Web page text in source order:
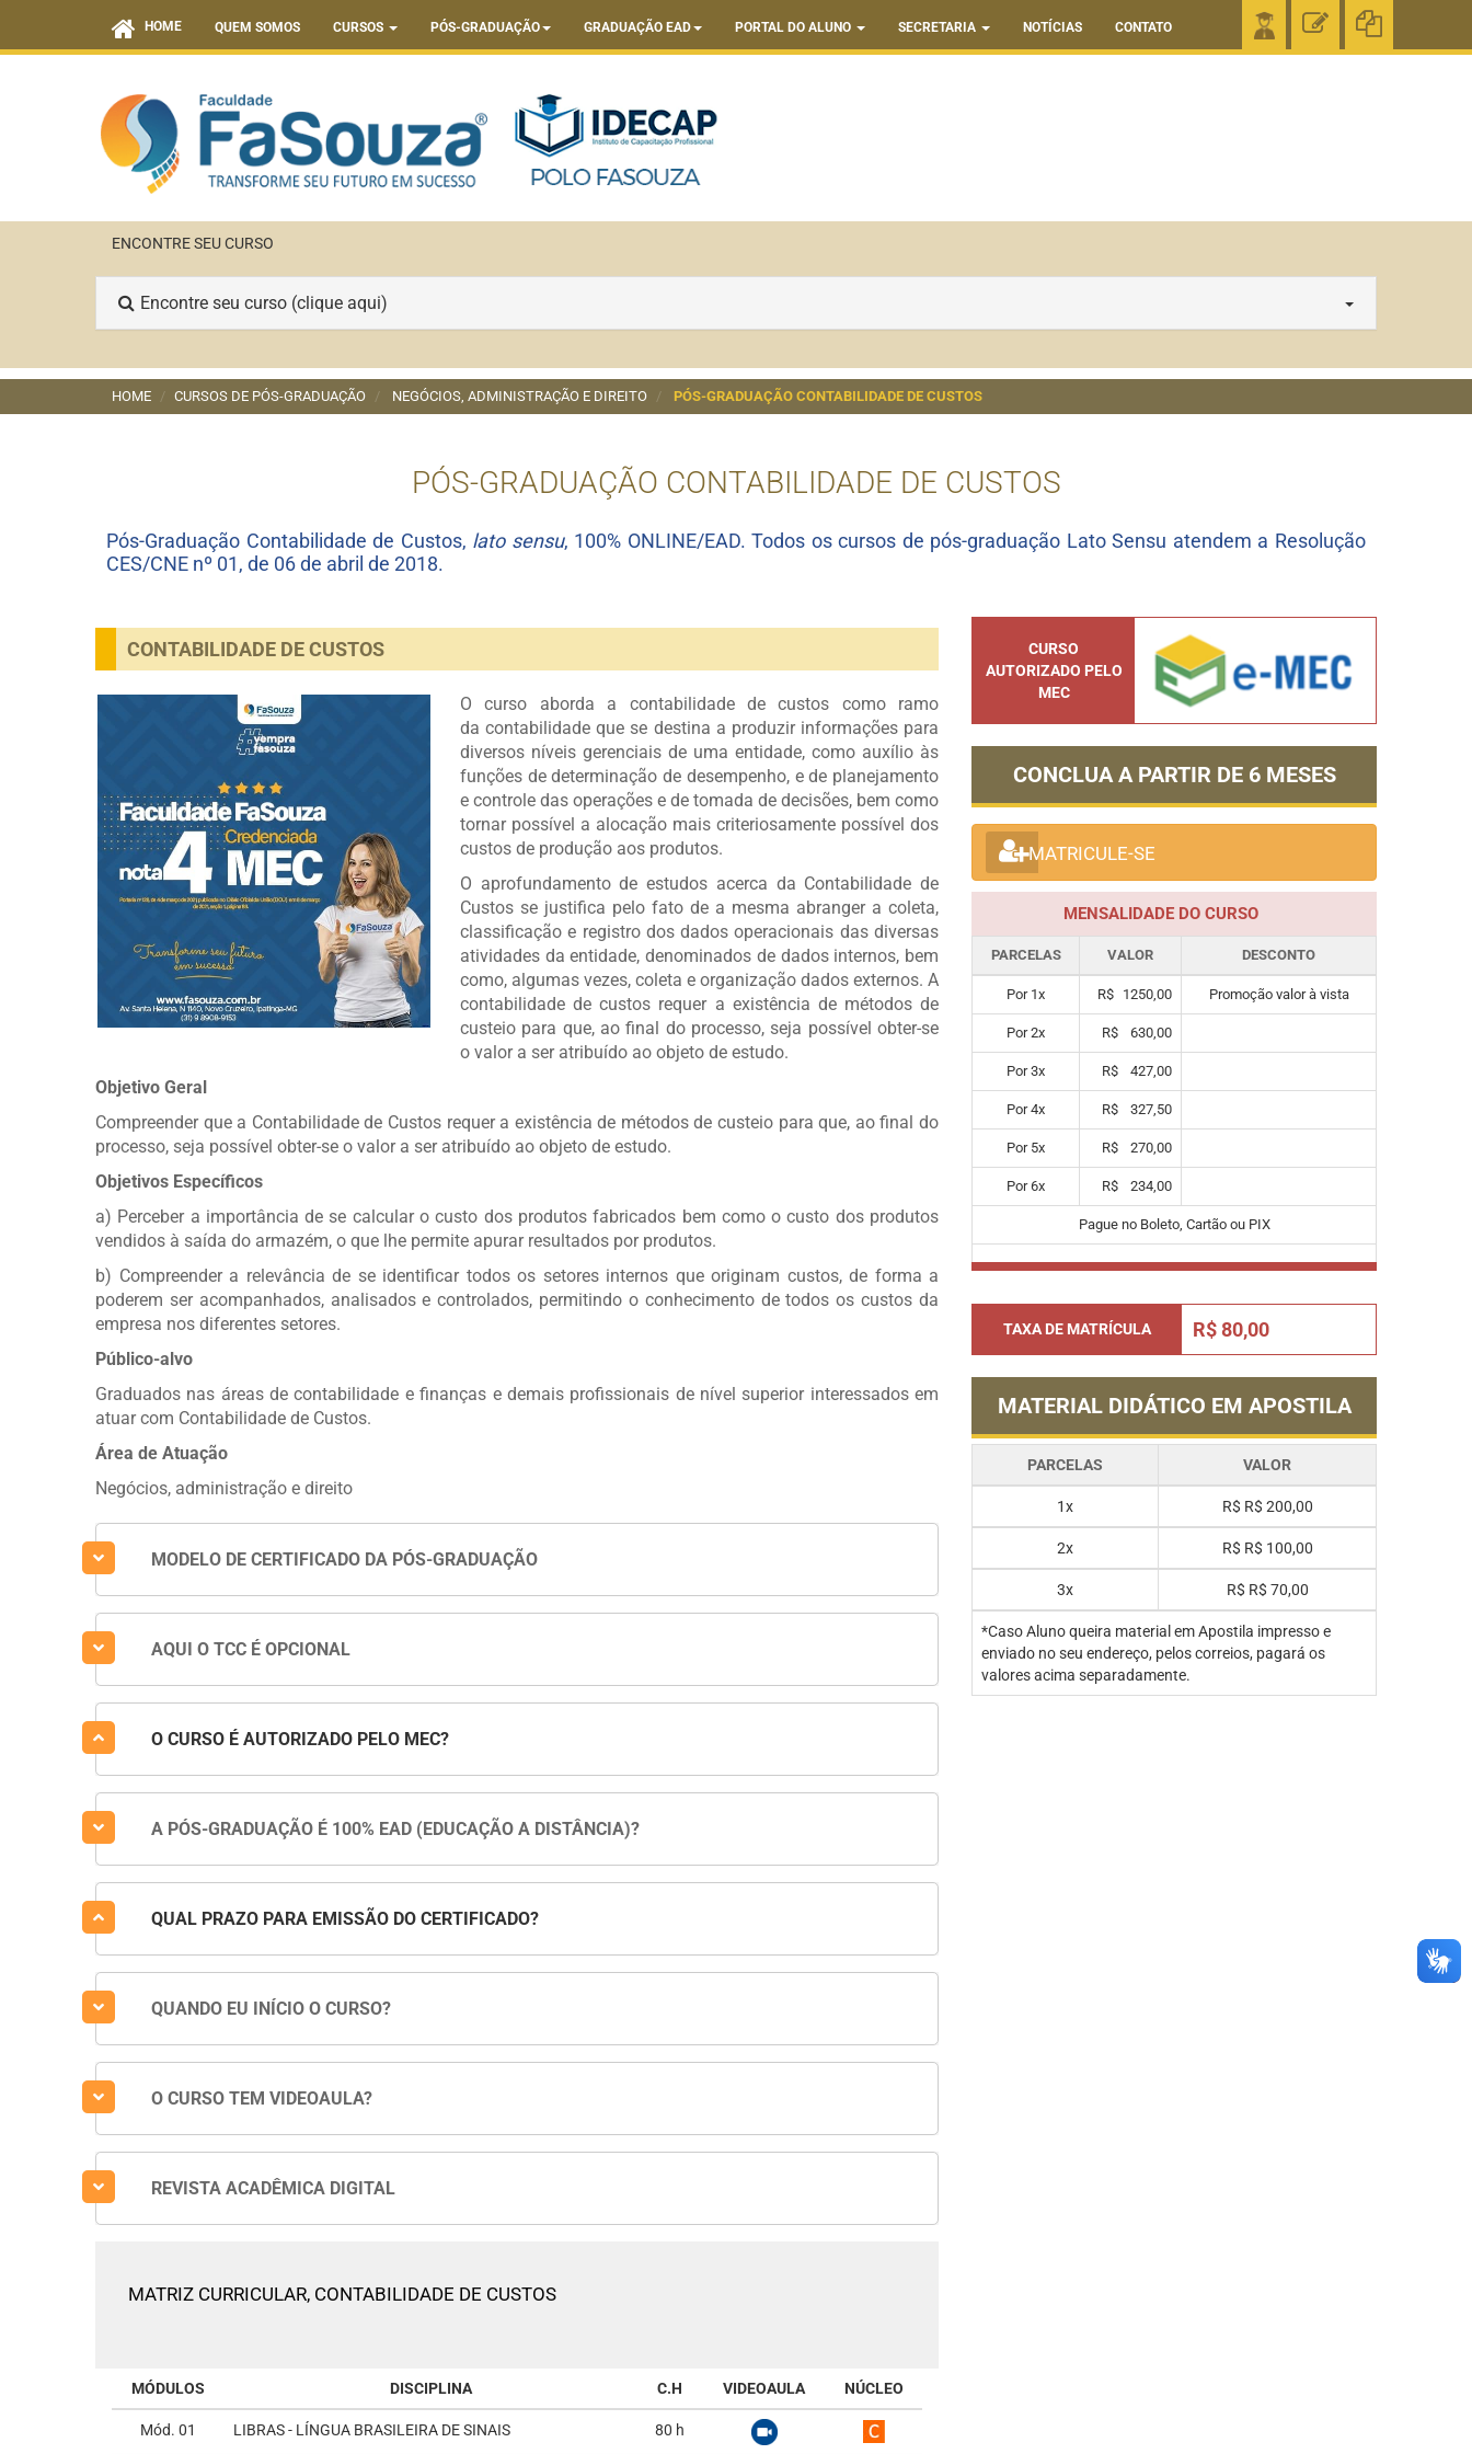
HOME QUEM SOMOS CURSOS PÓS-GRADUAÇÃO GRADUAÇÃO EAD PORTAL DO ALUNO SECRETARIA NOTÍCIAS CONTATO
ENCONTRE SEU CURSO
Encontre seu curso (clique aqui)
HOME CURSOS DE PÓS-GRADUAÇÃO NEGÓCIOS, ADMINISTRAÇÃO E DIREITO PÓS-GRADUAÇÃO CONTABILIDADE DE CUSTOS
PÓS-GRADUAÇÃO CONTABILIDADE DE CUSTOS
Pós-Graduação Contabilidade de Custos, lato sensu, 100% ONLINE/EAD. Todos os cursos de pós-graduação Lato Sensu atendem a Resolução
CES/CNE nº 01, de 06 de abril de 2018.
CONTABILIDADE DE CUSTOS
O curso aborda a contabilidade de custos como ramo
da contabilidade que se destina a produzir informações para
diversos níveis gerenciais de uma entidade, como auxílio às
funções de determinação de desempenho, e de planejamento
e controle das operações e de tomada de decisões, bem como
tornar possível a alocação mais criteriosamente possível dos
custos de produção aos produtos.
O aprofundamento de estudos acerca da Contabilidade de
Custos se justifica pelo fato de a mesma abranger a coleta,
classificação e registro dos dados operacionais das diversas
atividades da entidade, denominados de dados internos, bem
como, algumas vezes, coleta e organização dados externos. A
contabilidade de custos requer a existência de métodos de
custeio para que, ao final do processo, seja possível obter-se
o valor a ser atribuído ao objeto de estudo.
Objetivo Geral
Compreender que a Contabilidade de Custos requer a existência de métodos de custeio para que, ao final do
processo, seja possível obter-se o valor a ser atribuído ao objeto de estudo.
Objetivos Específicos
a) Perceber a importância de se calcular o custo dos produtos fabricados bem como o custo dos produtos
vendidos à saída do armazém, o que lhe permite apurar resultados por produtos.
b) Compreender a relevância de se identificar todos os setores internos que originam custos, de forma a
poderem ser acompanhados, analisados e controlados, permitindo o conhecimento de todos os custos da
empresa nos diferentes setores.
Público-alvo
Graduados nas áreas de contabilidade e finanças e demais profissionais de nível superior interessados em
atuar com Contabilidade de Custos.
Área de Atuação
Negócios, administração e direito
MODELO DE CERTIFICADO DA PÓS-GRADUAÇÃO
AQUI O TCC É OPCIONAL
O CURSO É AUTORIZADO PELO MEC?
A PÓS-GRADUAÇÃO É 100% EAD (EDUCAÇÃO A DISTÂNCIA)?
QUAL PRAZO PARA EMISSÃO DO CERTIFICADO?
QUANDO EU INÍCIO O CURSO?
O CURSO TEM VIDEOAULA?
REVISTA ACADÊMICA DIGITAL
MATRIZ CURRICULAR, CONTABILIDADE DE CUSTOS
MÓDULOS DISCIPLINA C.H VIDEOAULA NÚCLEO
Mód. 01 LIBRAS - LÍNGUA BRASILEIRA DE SINAIS 80 h
CURSO
AUTORIZADO PELO
MEC
CONCLUA A PARTIR DE 6 MESES
MATRICULE-SE
MENSALIDADE DO CURSO
PARCELAS VALOR DESCONTO
Por 1x R$ 1250,00 Promoção valor à vista
Por2x R$ 630,00
Por3x R$ 427,00
Por4x R$ 327,50
Por 5x R$ 270,00
Por6x R$ 234,00
Pague no Boleto, Cartão ou PIX
TAXA DE MATRÍCULA R$ 80,00
MATERIAL DIDÁTICO EM APOSTILA
PARCELAS VALOR
1x R$ R$ 200,00
2x R$ R$ 100,00
3x R$ R$ 70,00
*Caso Aluno queira material em Apostila impresso e
enviado no seu endereço, pelos correios, pagará os
valores acima separadamente.